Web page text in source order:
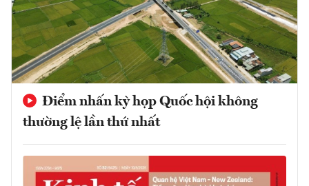
Điểm nhấn kỳ họp Quốc hội không
thường lệ lần thứ nhất